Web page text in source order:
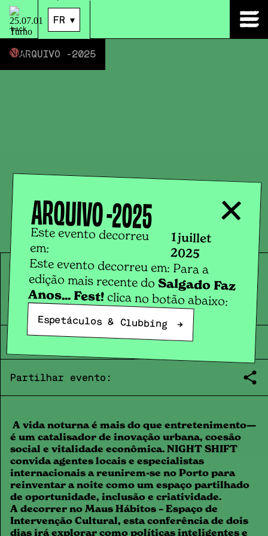
back
FR ▾
ARQUIVO -2025
Talk
TURNO DA NOITE
MAR. 01.07 | 14:00 | 2025
Partilhar evento:
A vida noturna é mais do que entretenimento—
é um catalisador de inovação urbana, coesão
social e vitalidade econômica. NIGHT SHIFT
convida agentes locais e especialistas
internacionais a reunirem-se no Porto para
reinventar a noite como um espaço partilhado
de oportunidade, inclusão e criatividade.
A decorrer no Maus Hábitos – Espaço de
Intervenção Cultural, esta conferência de dois
dias irá explorar como políticas inteligentes e
ARQUIVO -2025
Este evento decorreu
em:
1 juillet
2025
Este evento decorreu em: Para a
edição mais recente do Salgado Faz
Anos... Fest!clica no botão abaixo:
Espetáculos & Clubbing →